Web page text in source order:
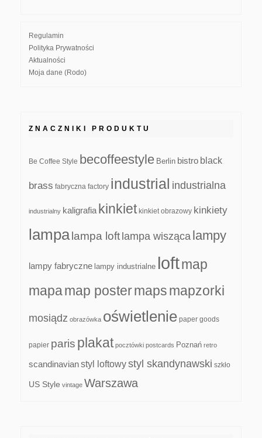
Regulamin
Polityka Prywatności
Aktualności
Moja dane (Rodo)
ZNACZNIKI PRODUKTU
Be Coffee Style becoffeestyle Berlin bistro black
brass fabryczna factory industrial industrialna
industrialny kaligrafia kinkiet kinkiet obrazowy kinkiety
lampa lampa loft lampa wisząca lampy
lampy fabryczne lampy industrialne loftmap
mapamap postermapsmapzorki
mosiądz obrazówka oświetlenie paper goods
papier paris plakat pocztówki postcards Poznań retro
scandinavianstyl loftowystyl skandynawski szkło
US Style vintage Warszawa